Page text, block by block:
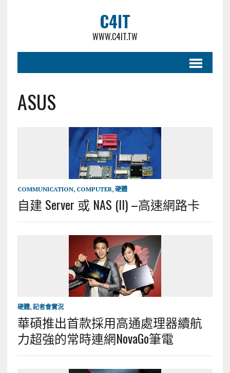
C4IT
WWW.C4IT.TW
ASUS
COMMUNICATION, COMPUTER, 硬體
自建 Server 或 NAS (II) –高速網路卡
硬體, 記者會實況
華碩推出首款採用高通處理器續航
力超強的常時連網NovaGo筆電